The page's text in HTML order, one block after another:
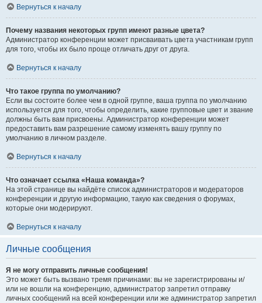
Вернуться к началу
Почему названия некоторых групп имеют разные цвета?
Администратор конференции может присваивать цвета участникам групп
для того, чтобы их было проще отличать друг от друга.
Вернуться к началу
Что такое группа по умолчанию?
Если вы состоите более чем в одной группе, ваша группа по умолчанию
используется для того, чтобы определить, какие групповые цвет и звание
должны быть вам присвоены. Администратор конференции может
предоставить вам разрешение самому изменять вашу группу по
умолчанию в личном разделе.
Вернуться к началу
Что означает ссылка «Наша команда»?
На этой странице вы найдёте список администраторов и модераторов
конференции и другую информацию, такую как сведения о форумах,
которые они модерируют.
Вернуться к началу
Личные сообщения
Я не могу отправить личные сообщения!
Это может быть вызвано тремя причинами: вы не зарегистрированы и/
или не вошли на конференцию, администратор запретил отправку
личных сообщений на всей конференции или же администратор запретил